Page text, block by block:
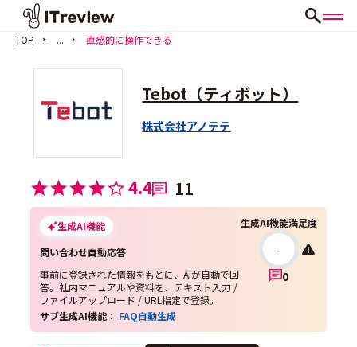
TOP ... 直感的に操作できる
Tebot（ティボット）
株式会社アノテテ
4.4 11
生成AI機能
問い合わせ自動応答
事前に登録された情報をもとに、AIが自動で回
答。社内マニュアルや資料を、テキスト入力 /
ファイルアップロード / URL指定で登録。
生成AI機能満足度
-
0
サブ生成AI機能： FAQ自動生成